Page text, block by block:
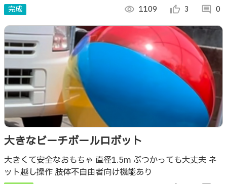
ャイロマウスを製作しました。 EMS Mouse without hands
完成 visibility 1109 thumb_up_alt 3 comment 0
大きなビーチボールロボット
大きくて安全なおもちゃ 直径1.5m ぶつかっても大丈夫 ネ
ット越し操作 肢体不自由者向け機能あり